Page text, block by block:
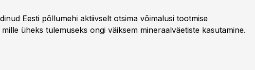
Eesti põllumehi aktiivselt otsima võimalusi tootmise
üheks tulemuseks ongi väiksem mineraalväetiste kasutamine.